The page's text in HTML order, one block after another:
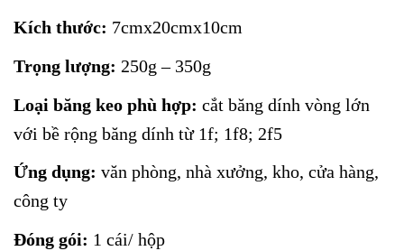
Kích thước: 7cmx20cmx10cm
Trọng lượng: 250g – 350g
Loại băng keo phù hợp: cắt băng dính vòng lớn
với bề rộng băng dính từ 1f; 1f8; 2f5
Ứng dụng: văn phòng, nhà xưởng, kho, cửa hàng,
công ty
Đóng gói: 1 cái/ hộp